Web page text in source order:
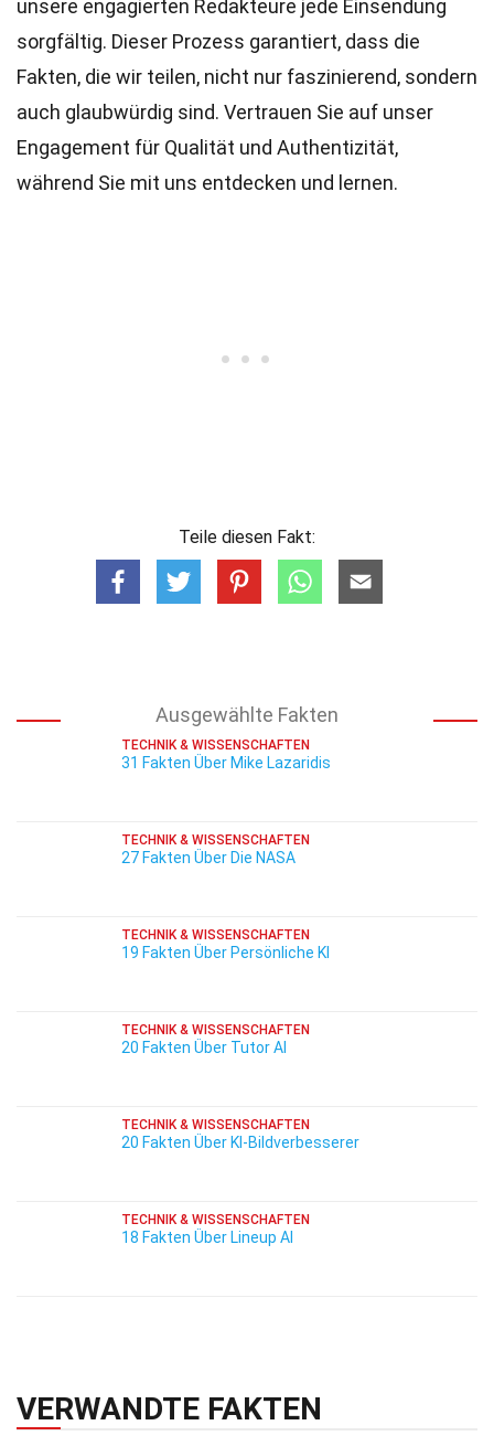
unsere engagierten Redakteure jede Einsendung
sorgfältig. Dieser Prozess garantiert, dass die
Fakten, die wir teilen, nicht nur faszinierend, sondern
auch glaubwürdig sind. Vertrauen Sie auf unser
Engagement für Qualität und Authentizität,
während Sie mit uns entdecken und lernen.
Teile diesen Fakt:
Ausgewählte Fakten
TECHNIK & WISSENSCHAFTEN
31 Fakten Über Mike Lazaridis
TECHNIK & WISSENSCHAFTEN
27 Fakten Über Die NASA
TECHNIK & WISSENSCHAFTEN
19 Fakten Über Persönliche KI
TECHNIK & WISSENSCHAFTEN
20 Fakten Über Tutor AI
TECHNIK & WISSENSCHAFTEN
20 Fakten Über KI-Bildverbesserer
TECHNIK & WISSENSCHAFTEN
18 Fakten Über Lineup AI
VERWANDTE FAKTEN